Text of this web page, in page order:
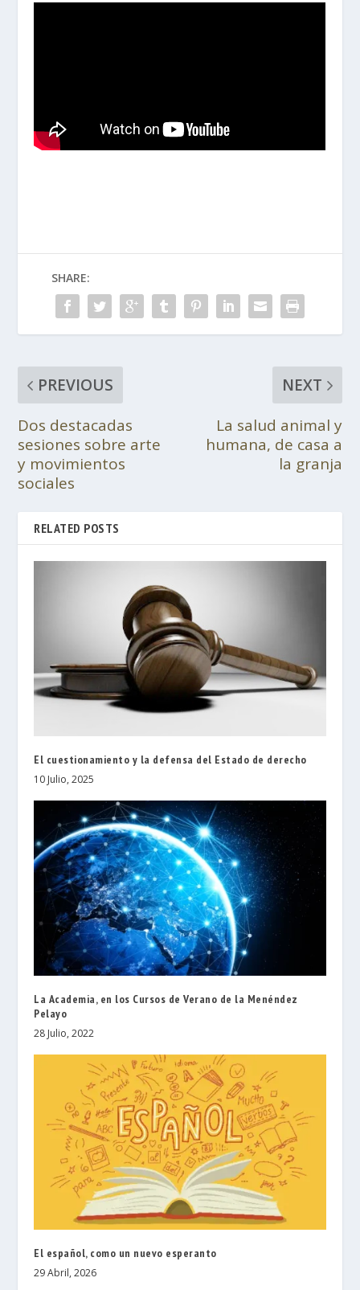
SHARE:
PREVIOUS
Dos destacadas
sesiones sobre arte
y movimientos
sociales
NEXT
La salud animal y
humana, de casa a
la granja
RELATED POSTS
El cuestionamiento y la defensa del Estado de derecho
10 Julio, 2025
La Academia, en los Cursos de Verano de la Menéndez
Pelayo
28 Julio, 2022
El español, como un nuevo esperanto
29 Abril, 2026